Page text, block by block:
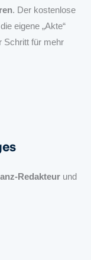
. Der kostenlose
eigene „Akte“
Schritt für mehr
Redakteur und